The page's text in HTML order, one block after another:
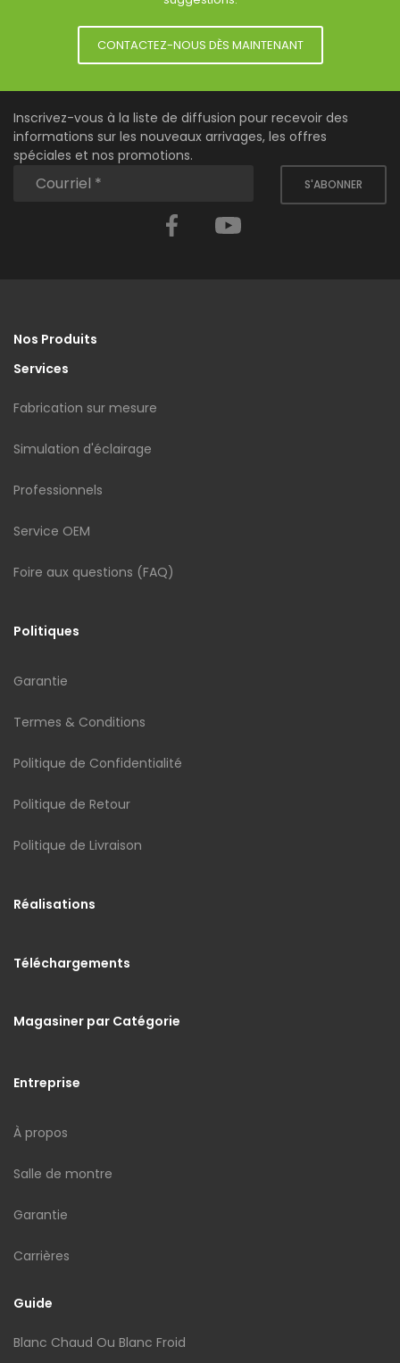
CONTACTEZ-NOUS DÈS MAINTENANT
Inscrivez-vous à la liste de diffusion pour recevoir des
informations sur les nouveaux arrivages, les offres
spéciales et nos promotions.
S'ABONNER
Facebook
Nos Produits
Services
Fabrication sur mesure
Simulation d'éclairage
Professionnels
Service OEM
Foire aux questions (FAQ)
Politiques
Garantie
Termes & Conditions
Politique de Confidentialité
Politique de Retour
Politique de Livraison
Réalisations
Téléchargements
Magasiner par Catégorie
Entreprise
À propos
Salle de montre
Garantie
Carrières
Guide
Blanc Chaud Ou Blanc Froid